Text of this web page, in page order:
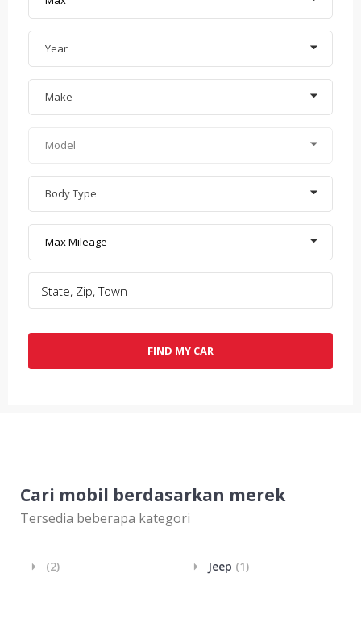
Max Mileage
FIND MY CAR
Year
Make
Model
Body Type
Cari mobil berdasarkan merek
Tersedia beberapa kategori
(2) Jeep (1)